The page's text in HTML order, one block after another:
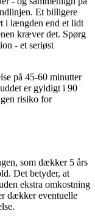
Et billigere
i længden end et lidt
kræver det. Spørg
- et seriøst
på 45-60 minutter
er gyldigt i 90
risiko for
som dækker 5 års
Det betyder, at
ekstra omkostning
dækker eventuelle